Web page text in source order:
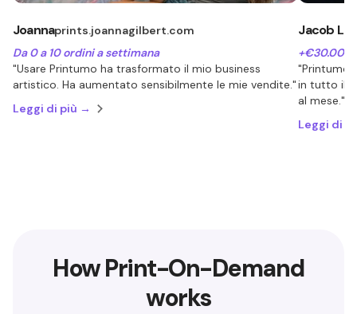
Joannaprints.joannagilbert.com
Da 0 a 10 ordini a settimana
"Usare Printumo ha trasformato il mio business
artistico. Ha aumentato sensibilmente le mie vendite."
Leggi di più →
Jacob
+€30.000
"Printumo
in tutto il
al mese."
Leggi di
How Print-On-Demand
works